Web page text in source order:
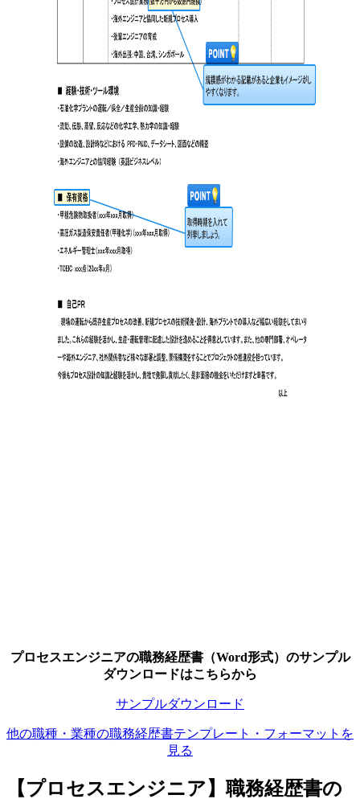
プロセスエンジニアの職務経歴書（Word形式）のサンプル
ダウンロードはこちらから
サンプルダウンロード
他の職種・業種の職務経歴書テンプレート・フォーマットを
見る
【プロセスエンジニア】職務経歴書の